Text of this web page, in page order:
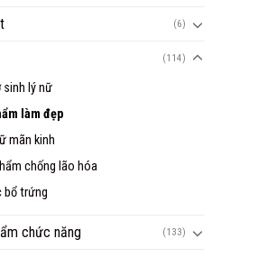
(6)
(114)
sinh lý nữ
làm đẹp
mãn kinh
chống lão hóa
bổ trứng
chức năng (133)